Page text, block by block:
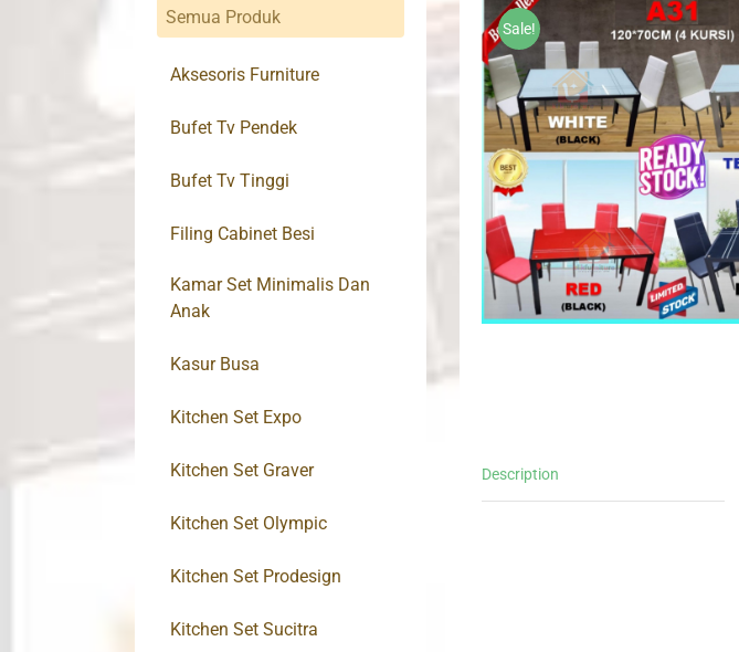
Sale!
Description
Semua Produk
Aksesoris Furniture
Bufet Tv Pendek
Bufet Tv Tinggi
Filing Cabinet Besi
Kamar Set Minimalis Dan
Anak
Kasur Busa
Kitchen Set Expo
Kitchen Set Graver
Kitchen Set Olympic
Kitchen Set Prodesign
Kitchen Set Sucitra